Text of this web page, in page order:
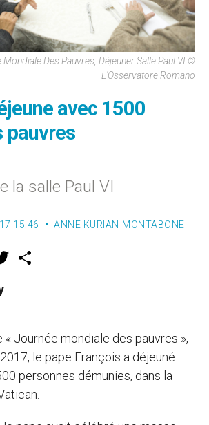
Mondiale Des Pauvres, Déjeuner Salle Paul VI ©
L'Osservatore Romano
avec 1500
pauvres
la salle Paul VI
15:46
ANNE KURIAN-MONTABONE
w
Journée mondiale des pauvres »,
le pape François a déjeuné
personnes démunies, dans la